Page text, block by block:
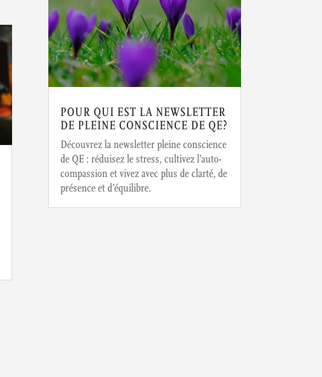
POUR QUI EST LA NEWSLETTER
DE PLEINE CONSCIENCE DE QE?
Découvrez la newsletter pleine conscience
de QE : réduisez le stress, cultivez l’auto-
compassion et vivez avec plus de clarté, de
présence et d’équilibre.